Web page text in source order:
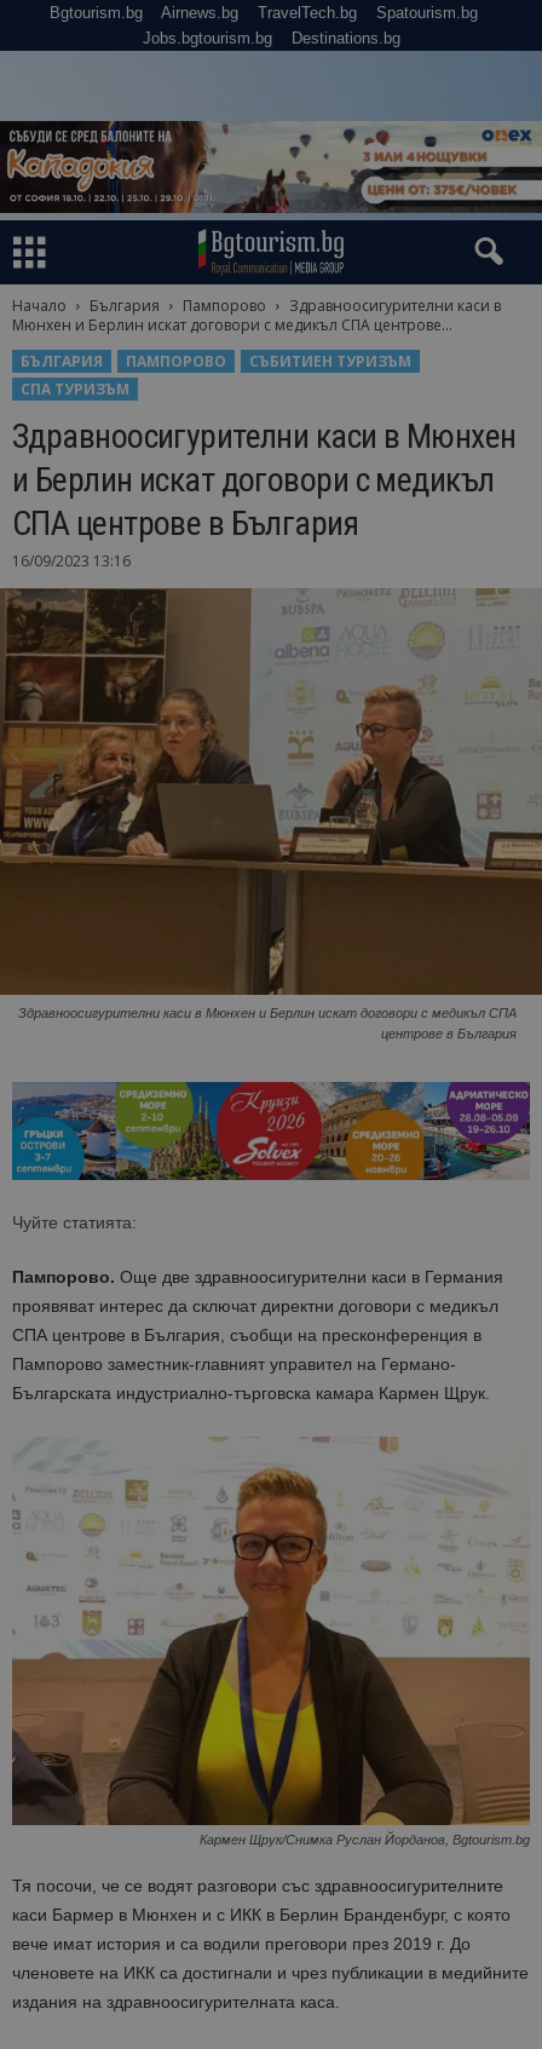
Bgtourism.bg Airnews.bg TravelTech.bg
Spatourism.bg
Jobs.bgtourism.bg
Destinations.bg
Начало България Пампорово
Здравноосигурителни каси в
Мюнхен и Берлин искат договори с медикъл СПА центрове...
БЪЛГАРИЯ
ПАМПОРОВО
СЪБИТИЕН ТУРИЗЪМ
СПА ТУРИЗЪМ
Здравноосигурителни каси в Мюнхен
и Берлин искат договори с медикъл
СПА центрове в България
16/09/2023 13:16
Здравноосигурителни каси в Мюнхен и Берлин искат договори с медикъл СПА
центрове в България
Чуйте статията:
Пампорово. Още две здравноосигурителни каси в Германия
проявяват интерес да сключат директни договори с медикъл
СПА центрове в България, съобщи на пресконференция в
Пампорово заместник-главният управител на Германо-
Българската индустриално-търговска камара Кармен Щрук.
Кармен Щрук/Снимка Руслан Йорданов, Bgtourism.bg
Тя посочи, че се водят разговори със здравноосигурителните
каси Бармер в Мюнхен и с ИКК в Берлин Бранденбург, с която
вече имат история и са водили преговори през 2019 г. До
членовете на ИКК са достигнали и чрез публикации в медийните
издания на здравноосигурителната каса.